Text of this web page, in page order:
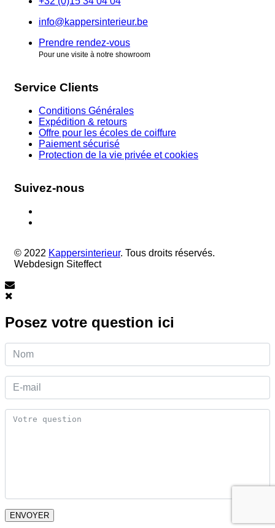
info@kappersinterieur.be
Prendre rendez-vous
Pour une visite à notre showroom
Service Clients
Conditions Générales
Expédition & retours
Offre pour les écoles de coiffure
Paiement sécurisé
Protection de la vie privée et cookies
Suivez-nous
© 2022 Kappersinterieur. Tous droits réservés.
Webdesign Siteffect
Posez votre question ici